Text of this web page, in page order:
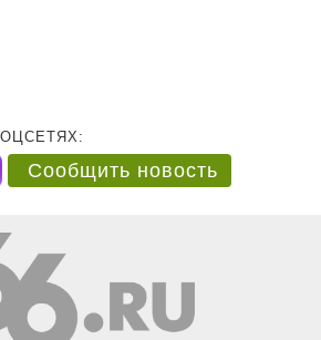
Сообщить новость